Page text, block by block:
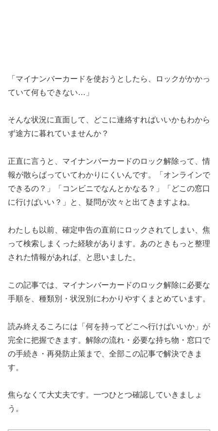
「マイナンバーカードを使おうとしたら、ロックがかかっ
ていて何もできない…」
そんな状況に直面して、どこに連絡すればいいかもわから
ず途方に暮れていませんか？
正直に言うと、マイナンバーカードのロック解除って、情
報が散らばっていてわかりにくいんです。「オンラインで
できるの？」「コンビニでなんとかなる？」「どこの窓口
に行けばいい？」と、疑問が次々と出てきますよね。
わたしも以前、確定申告の直前にロックされてしまい、焦
って検索しまくった経験があります。あのときもっと整理
された情報があれば、と思いました。
この記事では、マイナンバーカードのロック解除に必要な
手順を、種類別・状況別にわかりやすくまとめています。
読み終えるころには「何を持ってどこへ行けばいいか」が
完全に把握できます。解除の流れ・必要な持ち物・窓口で
の手続き・再発防止策まで、全部この記事で解決できま
す。
焦らなくて大丈夫です。一つひとつ確認していきましょ
う。